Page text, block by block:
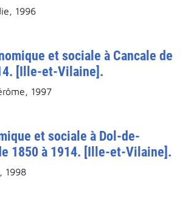
1996
et sociale à Cancale de
[Ille-et-Vilaine].
1997
et sociale à Dol-de-
1850 à 1914. [Ille-et-Vilaine].
1998